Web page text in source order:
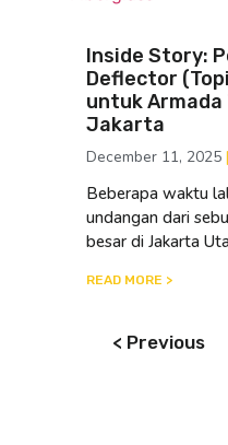
Inside Story:
Deflector
untuk Armada
Jakarta
December 11, 2025
Beberapa waktu
undangan dari
besar di Jakarta
READ MORE >
< Previous